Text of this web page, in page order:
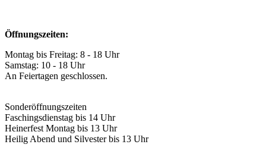
Öffnungszeiten:
Montag bis Freitag: 8 - 18 Uhr
Samstag: 10 - 18 Uhr
An Feiertagen geschlossen.
Sonderöffnungszeiten
Faschingsdienstag bis 14 Uhr
Heinerfest Montag bis 13 Uhr
Heilig Abend und Silvester bis 13 Uhr